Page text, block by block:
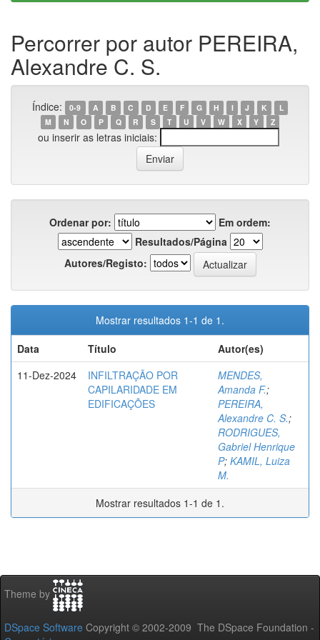
Percorrer por autor PEREIRA,
Alexandre C. S.
Índice: 0-9 A B C D E F G H I J K
L
M
N O P Q R S T U V W X Y Z
ou inserir as letras iniciais:
Ordenar por:
Em ordem:
Resultados/Página
Autores/Registo:
Mostrar resultados 1-1 de 1.
Data
Título
Autor(es)
11-Dez-2024
INFILTRAÇÃO POR
CAPILARIDADE EM
EDIFICAÇÕES
MENDES,
Amanda F.;
PEREIRA,
Alexandre C. S.;
RODRIGUES,
Gabriel Henrique
P; KAMIL, Luiza
M.
Mostrar resultados 1-1 de 1.
Theme by
DSpace Software Copyright © 2002-2009 The DSpace Foundation -